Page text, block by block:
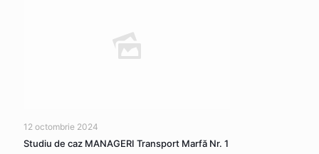
12 octombrie 2024
Studiu de caz MANAGERI Transport Marfă Nr. 1